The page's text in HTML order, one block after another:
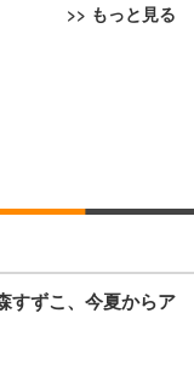
>> もっと見る
テレワーク 疲れな
パクト 約105度ロッ
座面昇降 強化ナイロ
宅ワーク H-WY01
デスクチェア メッシ
ック
ェア 疲れない テレ
ニター | FlexScan
USB Type-C・ホワ
モニター | FlexScan
ー DualSense 充電
ツ 薄型 レギュラー 1
枚
ツ 厚型 ワイド 42枚
トブルー)
L 中型犬用 26枚入
すずこ、今夏からア